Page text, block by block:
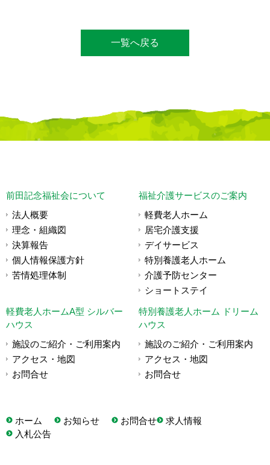
一覧へ戻る
前田記念福祉会について
法人概要
理念・組織図
決算報告
個人情報保護方針
苦情処理体制
福祉介護サービスのご案内
軽費老人ホーム
居宅介護支援
デイサービス
特別養護老人ホーム
介護予防センター
ショートステイ
軽費老人ホームA型 シルバー
ハウス
施設のご紹介・ご利用案内
アクセス・地図
お問合せ
特別養護老人ホーム ドリーム
ハウス
施設のご紹介・ご利用案内
アクセス・地図
お問合せ
ホーム お知らせ お問合せ
求人情報
入札公告